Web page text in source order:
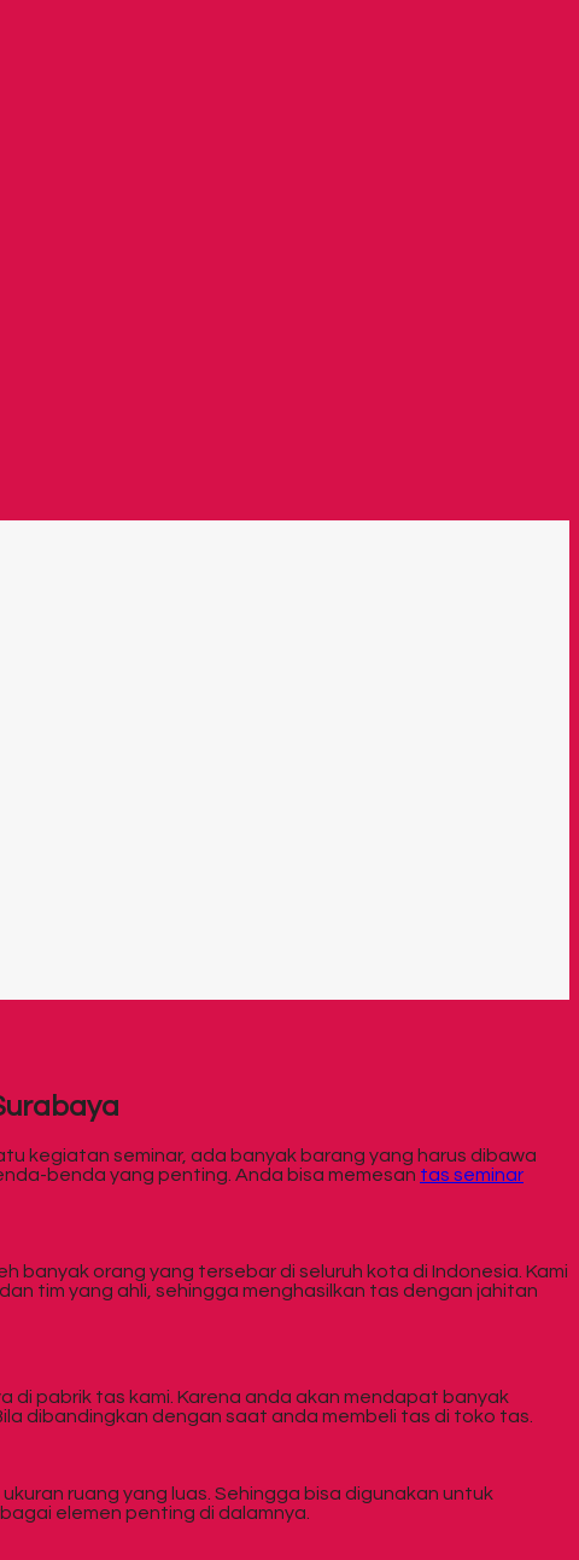
kegiatan seminar, ada banyak barang yang harus dibawa
benda yang penting. Anda bisa memesan tas seminar
banyak orang yang tersebar di seluruh kota di Indonesia. Kami
tim yang ahli, sehingga menghasilkan tas dengan jahitan
di pabrik tas kami. Karena anda akan mendapat banyak
dibandingkan dengan saat anda membeli tas di toko tas.
ruang yang luas. Sehingga bisa digunakan untuk
elemen penting di dalamnya.